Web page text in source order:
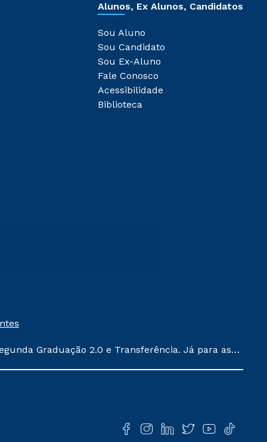
Alunos, Ex Alunos, Candidatos
Sou Aluno
Sou Candidato
Sou Ex-Aluno
Fale Conosco
Acessibilidade
Biblioteca
Graduação 2.0 e Transferência. Já para as